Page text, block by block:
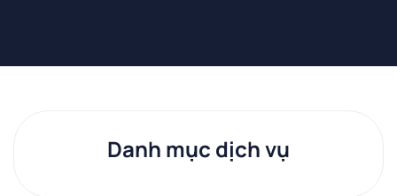
Danh mục dịch vụ